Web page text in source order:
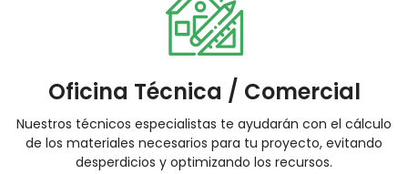
Oficina Técnica / Comercial
Nuestros técnicos especialistas te ayudarán con el cálculo
de los materiales necesarios para tu proyecto, evitando
desperdicios y optimizando los recursos.